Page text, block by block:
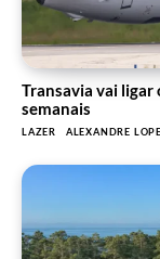
Transavia vai ligar
semanais
LAZER ALEXANDRE